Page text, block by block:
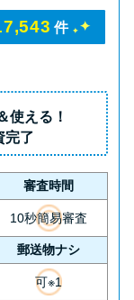
件
使える！
完了
審査時間
10秒簡易審査
郵送物ナシ
可※1